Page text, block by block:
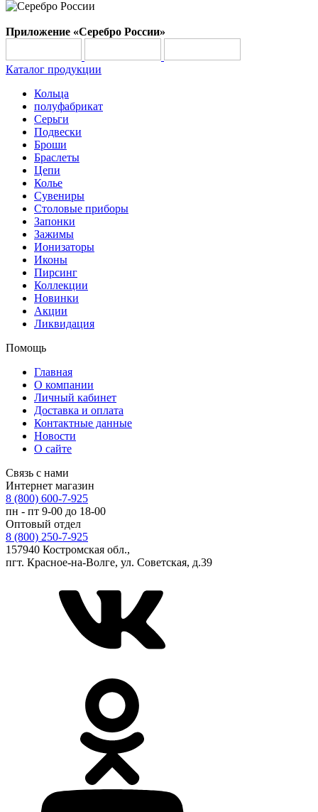
Приложение «Серебро России»
Каталог продукции
Кольца
полуфабрикат
Серьги
Подвески
Броши
Браслеты
Цепи
Колье
Сувениры
Столовые приборы
Запонки
Зажимы
Ионизаторы
Иконы
Пирсинг
Коллекции
Новинки
Акции
Ликвидация
Помощь
Главная
О компании
Личный кабинет
Доставка и оплата
Контактные данные
Новости
О сайте
Связь с нами
Интернет магазин
8 (800) 600-7-925
пн - пт 9-00 до 18-00
Оптовый отдел
8 (800) 250-7-925
157940 Костромская обл.,
пгт. Красное-на-Волге, ул. Советская, д.39